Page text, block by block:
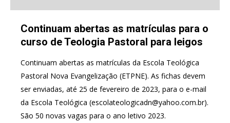
Continuam abertas as matrículas para o
curso de Teologia Pastoral para leigos
Continuam abertas as matrículas da Escola Teológica
Pastoral Nova Evangelização (ETPNE). As fichas devem
ser enviadas, até 25 de fevereiro de 2023, para o e-mail
da Escola Teológica (escolateologicadn@yahoo.com.br).
São 50 novas vagas para o ano letivo 2023.